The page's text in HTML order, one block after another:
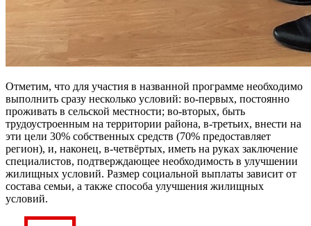
Отметим, что для участия в назван­ной программе необходимо
выполнить сразу несколько условий: во-первых, постоянно
проживать в сельской мест­ности; во-вторых, быть
трудоустроенным на территории района, в-третьих, внести на
эти цели 30% собственных средств (70% предоставляет
регион), и, наконец, в-четвёртых, иметь на руках заключение
специалистов, подтверждающее необходимость в улучшении
жилищных условий. Размер социальной вы­платы зависит от
состава семьи, а также способа улучшения жилищных
условий.